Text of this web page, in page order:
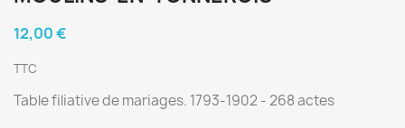
12,00 €
TTC
Table filiative de mariages. 1793-1902 - 268 actes